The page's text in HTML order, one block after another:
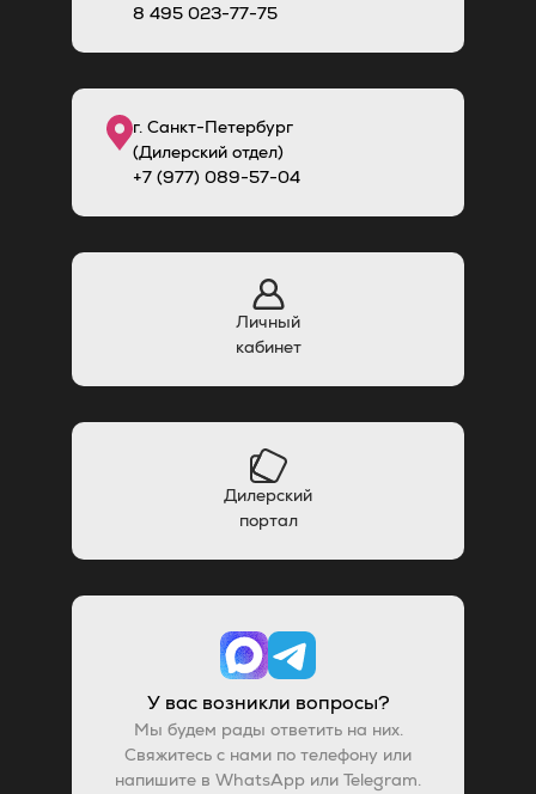
8 495 023-77-75
г. Санкт-Петербург
(Дилерский отдел)
+7 (977) 089-57-04
Личный
кабинет
Дилерский
портал
У вас возникли вопросы?
Мы будем рады ответить на них.
Свяжитесь с нами по телефону или
напишите в WhatsApp или Telegram.